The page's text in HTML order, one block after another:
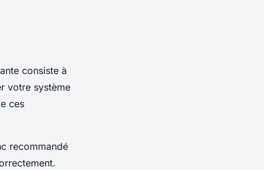
consiste à
votre système
ces
recommandé